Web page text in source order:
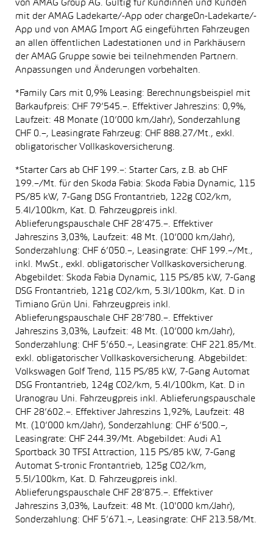
von AMAG Group AG. Gültig für Kundinnen und Kunden
mit der AMAG Ladekarte/-App oder chargeOn-Ladekarte/-
App und von AMAG Import AG eingeführten Fahrzeugen
an allen öffentlichen Ladestationen und in Parkhäusern
der AMAG Gruppe sowie bei teilnehmenden Partnern.
Anpassungen und Änderungen vorbehalten.
*Family Cars mit 0,9% Leasing: Berechnungsbeispiel mit
Barkaufpreis: CHF 79’545.–. Effektiver Jahreszins: 0,9%,
Laufzeit: 48 Monate (10’000 km/Jahr), Sonderzahlung
CHF 0.–, Leasingrate Fahrzeug: CHF 888.27/Mt., exkl.
obligatorischer Vollkaskoversicherung.
*Starter Cars ab CHF 199.–: Starter Cars, z.B. ab CHF
199.–/Mt. für den Skoda Fabia: Skoda Fabia Dynamic, 115
PS/85 kW, 7-Gang DSG Frontantrieb, 122g CO2/km,
5.4l/100km, Kat. D. Fahrzeugpreis inkl.
Ablieferungspauschale CHF 28’475.–. Effektiver
Jahreszins 3,03%, Laufzeit: 48 Mt. (10’000 km/Jahr),
Sonderzahlung: CHF 6’050.–, Leasingrate: CHF 199.–/Mt.,
inkl. MwSt., exkl. obligatorischer Vollkaskoversicherung.
Abgebildet: Skoda Fabia Dynamic, 115 PS/85 kW, 7-Gang
DSG Frontantrieb, 121g CO2/km, 5.3l/100km, Kat. D in
Timiano Grün Uni. Fahrzeugpreis inkl.
Ablieferungspauschale CHF 28’780.–. Effektiver
Jahreszins 3,03%, Laufzeit: 48 Mt. (10’000 km/Jahr),
Sonderzahlung: CHF 5’650.–, Leasingrate: CHF 221.85/Mt.
exkl. obligatorischer Vollkaskoversicherung. Abgebildet:
Volkswagen Golf Trend, 115 PS/85 kW, 7-Gang Automat
DSG Frontantrieb, 124g CO2/km, 5.4l/100km, Kat. D in
Uranograu Uni. Fahrzeugpreis inkl. Ablieferungspauschale
CHF 28’602.–. Effektiver Jahreszins 1,92%, Laufzeit: 48
Mt. (10’000 km/Jahr), Sonderzahlung: CHF 6’500.–,
Leasingrate: CHF 244.39/Mt. Abgebildet: Audi A1
Sportback 30 TFSI Attraction, 115 PS/85 kW, 7-Gang
Automat S-tronic Frontantrieb, 125g CO2/km,
5.5l/100km, Kat. D. Fahrzeugpreis inkl.
Ablieferungspauschale CHF 28’875.–. Effektiver
Jahreszins 3,03%, Laufzeit: 48 Mt. (10'000 km/Jahr),
Sonderzahlung: CHF 5’671.–, Leasingrate: CHF 213.58/Mt.